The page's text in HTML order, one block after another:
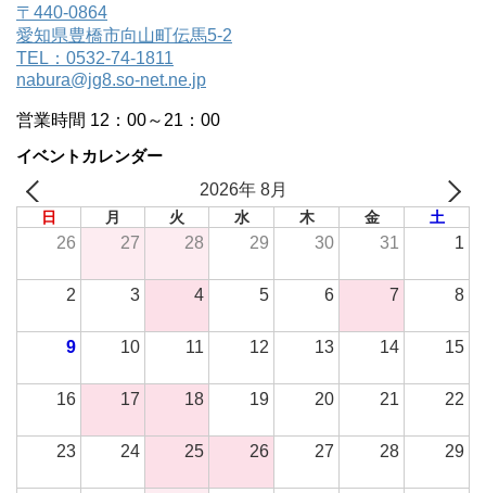
〒440-0864
愛知県豊橋市向山町伝馬5-2
TEL：0532-74-1811
nabura@jg8.so-net.ne.jp
営業時間 12：00～21：00
イベントカレンダー
2026年 8月
日 月 火 水 木 金 土
26 27 28 29 30 31 1
2 3 4 5 6 7 8
9 10 11 12 13 14 15
16 17 18 19 20 21 22
23 24 25 26 27 28 29